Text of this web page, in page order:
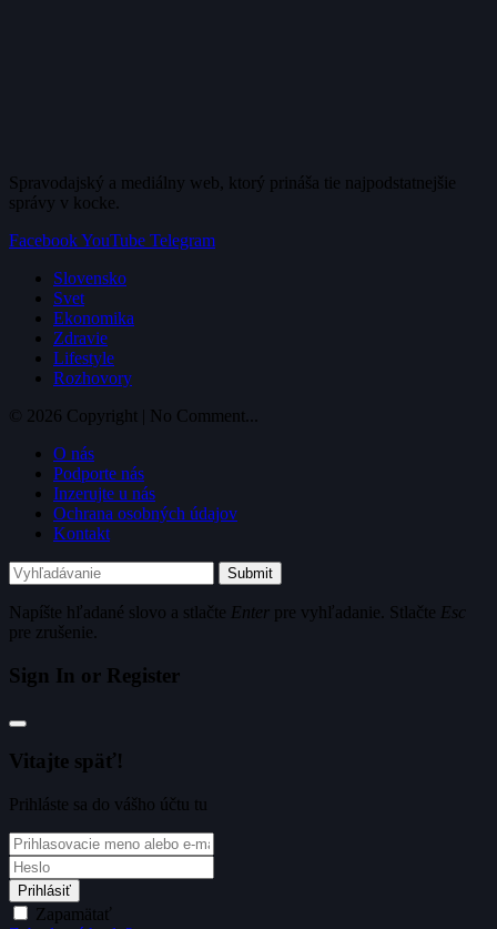
Spravodajský a mediálny web, ktorý prináša tie najpodstatnejšie
správy v kocke.
FacebookYouTube Telegram
Slovensko
Svet
Ekonomika
Zdravie
Lifestyle
Rozhovory
© 2026 Copyright | No Comment...
O nás
Podporte nás
Inzerujte u nás
Ochrana osobných údajov
Kontakt
Submit
Napíšte hľadané slovo a stlačte Enter pre vyhľadanie. Stlačte Esc
pre zrušenie.
Sign In or Register
Vitajte späť!
Prihláste sa do vášho účtu tu
Prihlásiť
Zapamätať